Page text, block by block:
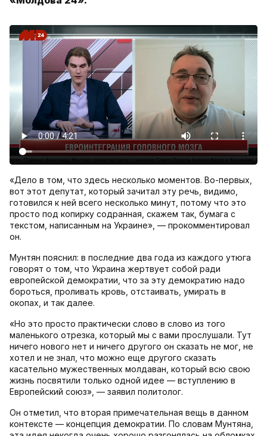
«Дело в том, что здесь несколько моментов. Во-первых,
вот этот депутат, который зачитал эту речь, видимо,
готовился к ней всего несколько минут, потому что это
просто под копирку содранная, скажем так, бумага с
текстом, написанным на Украине», — прокомментировал
он.
Мунтян пояснил: в последние два года из каждого утюга
говорят о том, что Украина жертвует собой ради
европейской демократии, что за эту демократию надо
бороться, проливать кровь, отстаивать, умирать в
окопах, и так далее.
«Но это просто практически слово в слово из того
маленького отрезка, который мы с вами прослушали. Тут
ничего нового нет и ничего другого он сказать не мог, не
хотел и не знал, что можно еще другого сказать
касательно мужественных молдаван, который всю свою
жизнь посвятили только одной идее — вступлению в
Европейский союз», — заявил политолог.
Он отметил, что вторая примечательная вещь в данном
контексте — концепция демократии. По словам Мунтяна,